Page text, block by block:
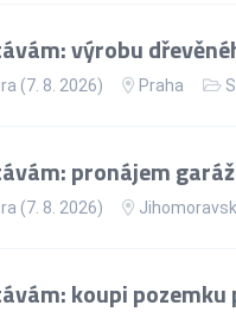
výrobu
(7. 8. 2026) Praha
pronájem
(7. 8. 2026)
koupi pozemku